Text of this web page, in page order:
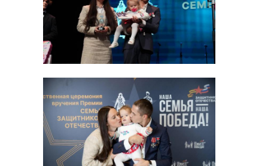
задержали в нетрезвом виде в
Приморском районе Петербурга.
Несмотря на лишение
водительских прав, мужчина
продолжал колесить по городу на
автомобиле.
В отношении автолюбителя
возбуждено уголовное дело за
повторное пьяное вождение, -